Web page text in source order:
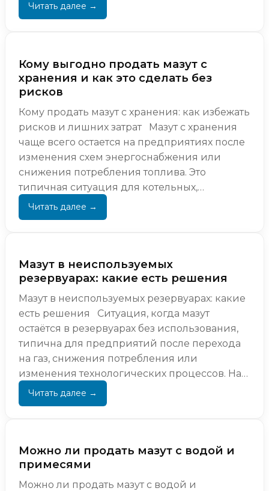
Кому выгодно продать мазут с
хранения и как это сделать без
рисков
Кому продать мазут с хранения: как избежать
рисков и лишних затрат Мазут с хранения
чаще всего остается на предприятиях после
изменения схем энергоснабжения или
снижения потребления топлива. Это
типичная ситуация для котельных,
промышленных объектов ...
Мазут в неиспользуемых
резервуарах: какие есть решения
Мазут в неиспользуемых резервуарах: какие
есть решения Ситуация, когда мазут
остаётся в резервуарах без использования,
типична для предприятий после перехода
на газ, снижения потребления или
изменения технологических процессов. На
первом этап...
Можно ли продать мазут с водой и
примесями
Можно ли продать мазут с водой и